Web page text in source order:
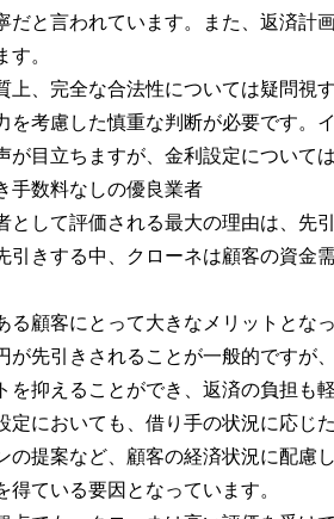
だと言われています。また、返済計
。
上、完全な合法性については疑問視
を考慮した慎重な判断が必要です。
目立ちますが、金利設定について
手数料なしの優良業者
として評価される最大の理由は、先
引きする中、クローネは顧客の資金
る顧客にとって大きなメリットとな
が先引きされることが一般的ですが
抑えることができ、返済の負担も軽
定においても、借り手の状況に応じ
の提案など、顧客の経済状況に配慮
ている要因となっています。